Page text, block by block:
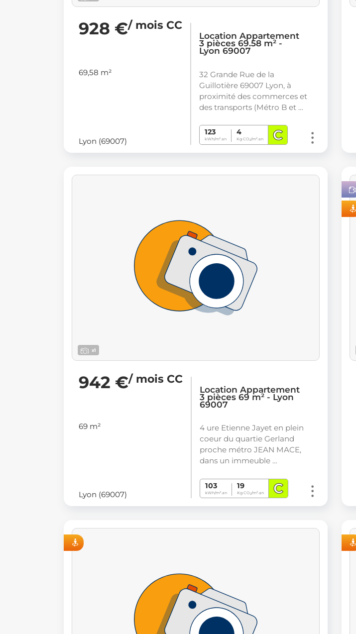
928 €/ mois CC
69,58 m²
Lyon (69007)
Location Appartement
3 pièces 69.58 m² -
Lyon 69007
32 Grande Rue de la
Guillotière 69007 Lyon, à
proximité des commerces et
des transports (Métro B et …
123
kWh/m².an
4
Kg CO2/m².an C
x1
942 €/ mois CC
69 m²
Lyon (69007)
Location Appartement
3 pièces 69 m² - Lyon
69007
4 ure Etienne Jayet en plein
coeur du quartie Gerland
proche métro JEAN MACE,
dans un immeuble …
103
kWh/m².an
19
Kg CO2/m².an C